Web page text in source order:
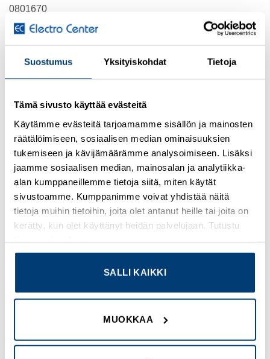
Suostumus Yksityiskohdat Tietoja
Tämä sivusto käyttää evästeitä
Käytämme evästeitä tarjoamamme sisällön ja mainosten
räätälöimiseen, sosiaalisen median ominaisuuksien
tukemiseen ja kävijämäärämme analysoimiseen. Lisäksi
jaamme sosiaalisen median, mainosalan ja analytiikka-
alan kumppaneillemme tietoja siitä, miten käytät
sivustoamme. Kumppanimme voivat yhdistää näitä
tietoja muihin tietoihin, joita olet antanut heille tai joita on
kerätty, kun olet käyttänyt heidän palvelujaan. Tutustu
SALLI KAIKKI
MUOKKAA
0801670
Lisätietoja tuotteesta
Osasto: Phoenix Contact
Add to
Add to